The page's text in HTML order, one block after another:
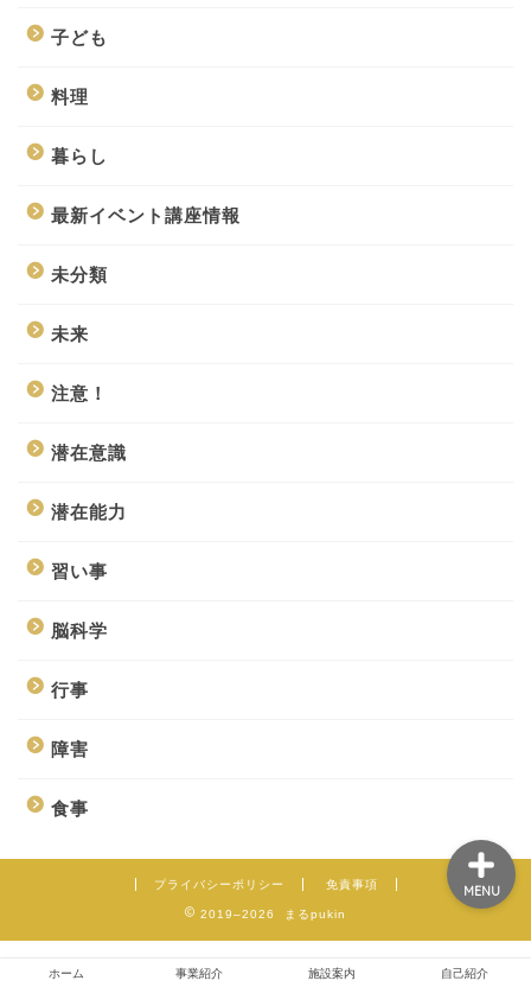
子ども
料理
暮らし
最新イベント講座情報
未分類
未来
注意！
潜在意識
潜在能力
習い事
脳科学
行事
障害
食事
プライバシーポリシー 免責事項
2019–2026 まるpukin
ホーム 事業紹介 施設案内 自己紹介
MENU